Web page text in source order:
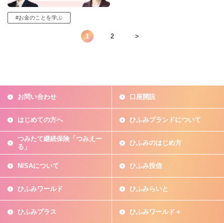
#お金のことを学ぶ
1 2 >
お問い合わせ 口座開設
はじめての方へ ひふみブランドについて
つみたて継続保険「つみえー
る」
ひふみのはじめ方
NISAについて ひふみ投信
ひふみワールド ひふみらいと
ひふみプラス ひふみワールド＋